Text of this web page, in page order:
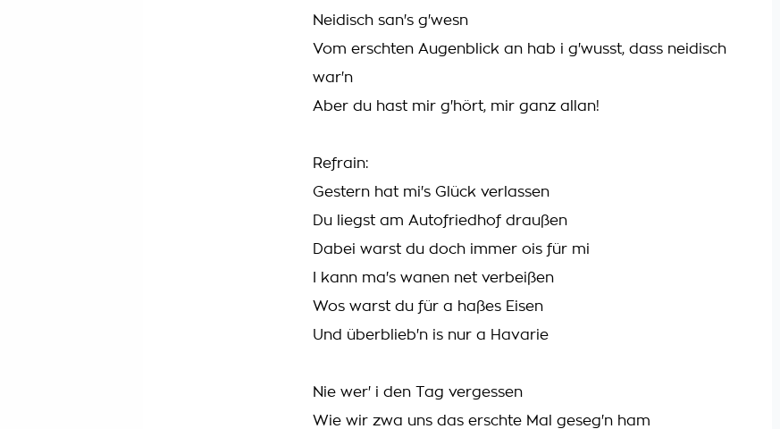
Neidisch san's g'wesn
Vom erschten Augenblick an hab i g'wusst, dass neidisch
war'n
Aber du hast mir g'hört, mir ganz allan!
Refrain:
Gestern hat mi's Glück verlassen
Du liegst am Autofriedhof draußen
Dabei warst du doch immer ois für mi
I kann ma's wanen net verbeißen
Wos warst du für a haßes Eisen
Und überblieb'n is nur a Havarie
Nie wer' i den Tag vergessen
Wie wir zwa uns das erschte Mal geseg'n ham